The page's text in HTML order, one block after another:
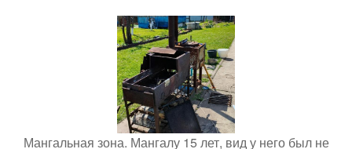
Мангальная зона. Мангалу 15 лет, вид у него был не